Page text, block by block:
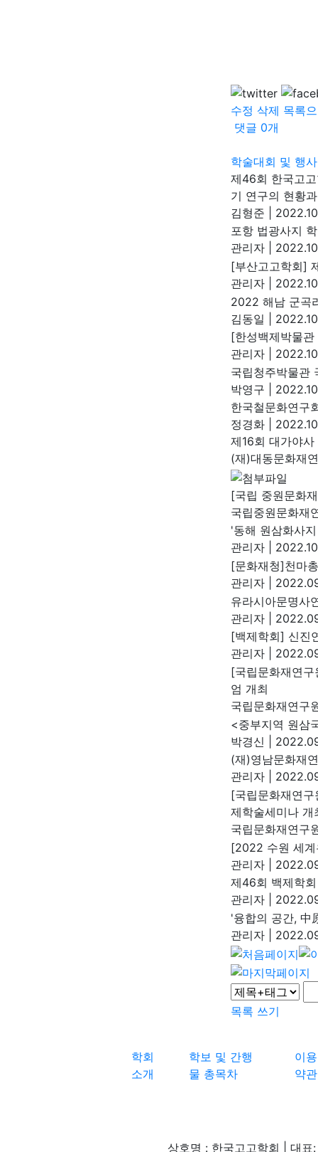
수정 삭제 목록
댓글 0개
학술대회 및 행사
제46회 한국고
기 연구의 현황
김형준
포항 법광사지
관리자
[부산고고학회]
관리자
2022 해남 군곡
김동일
[한성백제박물
관리자
국립청주박물관
박영구
한국철문화연구
정경화
제16회 대가야
(재)대동문화재
[국립 중원문화
국립중원문화재
'동해 원삼화사
관리자
[문화재청]천마
관리자
유라시아문명사
관리자
[백제학회] 신진
관리자
[국립문화재연
엄 개최
국립문화재연구
<중부지역 원삼
박경신
(재)영남문화재
관리자
[국립문화재연
제학술세미나 개
국립문화재연구
[2022 수원 세
관리자
제46회 백제학
관리자
'융합의 공간, 中
관리자
목록 쓰기
학회
소개
학보 및 간행
물 총목차
이용
약관
상호명 : 한국고고학회 | 대